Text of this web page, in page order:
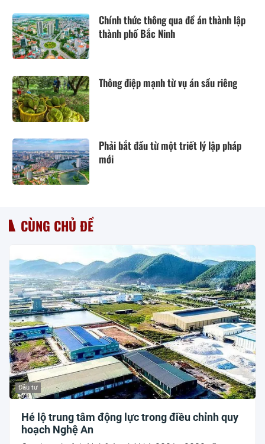
Chính thức thông qua đề án thành lập
thành phố Bắc Ninh
Thông điệp mạnh từ vụ án sầu riêng
Phải bắt đầu từ một triết lý lập pháp
mới
CÙNG CHỦ ĐỀ
Đầu tư
Hé lộ trung tâm động lực trong điều chỉnh quy
hoạch Nghệ An